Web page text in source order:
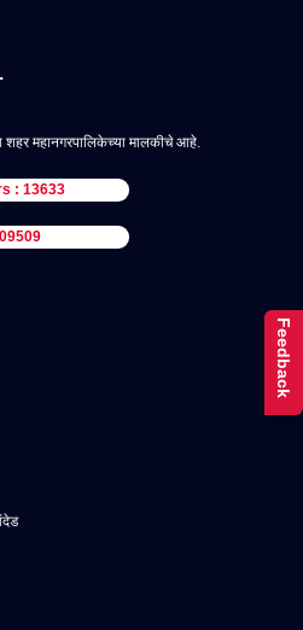
महानगरपालिकेच्या मालकीचे आहे.
: 13633
Feedback